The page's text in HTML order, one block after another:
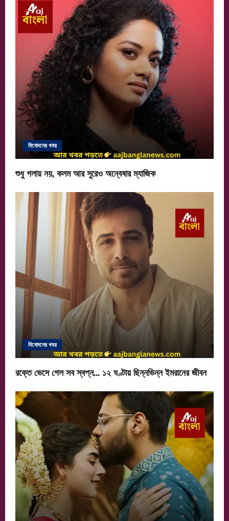
g
t
i
o
বিনোদনের খবর
শুধু গলায় নয়, কলম আর সুরেও অন্বেষার ম্যাজিক
বিনোদনের খবর
রক্তে ভেসে গেল সব স্বপ্ন… ১২ ঘণ্টায় ছিন্নভিন্ন ইমরানের জীবন